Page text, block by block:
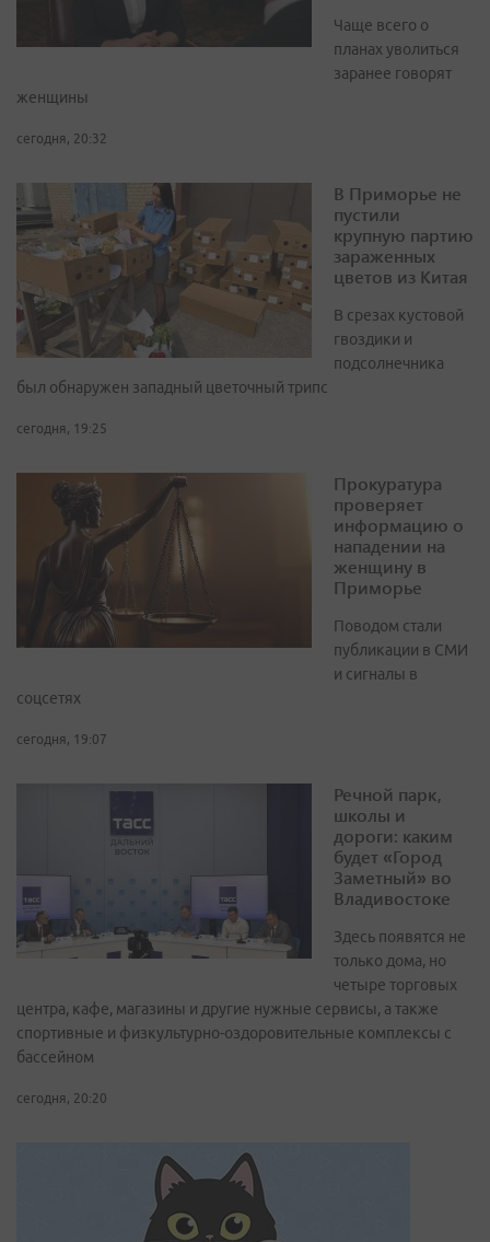
Чаще всего о
планах уволиться
заранее говорят
женщины
сегодня, 20:32
В Приморье не
пустили
крупную партию
зараженных
цветов из Китая
В срезах кустовой
гвоздики и
подсолнечника
был обнаружен западный цветочный трипс
сегодня, 19:25
Прокуратура
проверяет
информацию о
нападении на
женщину в
Приморье
Поводом стали
публикации в СМИ
и сигналы в
соцсетях
сегодня, 19:07
Речной парк,
школы и
дороги: каким
будет «Город
Заметный» во
Владивостоке
Здесь появятся не
только дома, но
четыре торговых
центра, кафе, магазины и другие нужные сервисы, а также
спортивные и физкультурно-оздоровительные комплексы с
бассейном
сегодня, 20:20